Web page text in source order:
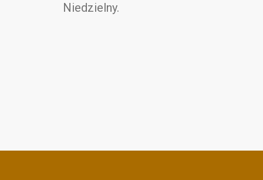
Niedzielny.